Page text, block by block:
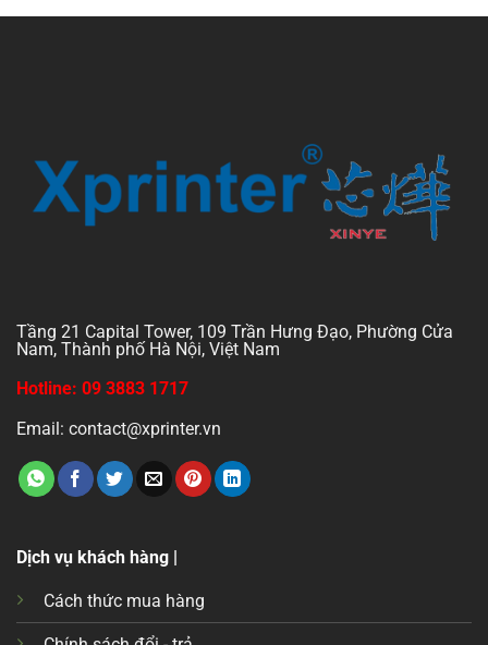
Tầng 21 Capital Tower, 109 Trần Hưng Đạo, Phường Cửa
Nam, Thành phố Hà Nội, Việt Nam
Hotline: 09 3883 1717
Email: contact@xprinter.vn
Dịch vụ khách hàng |
Cách thức mua hàng